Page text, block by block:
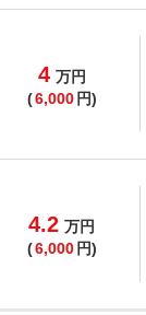
4 万円
(6,000 円)
4.2 万円
(6,000 円)